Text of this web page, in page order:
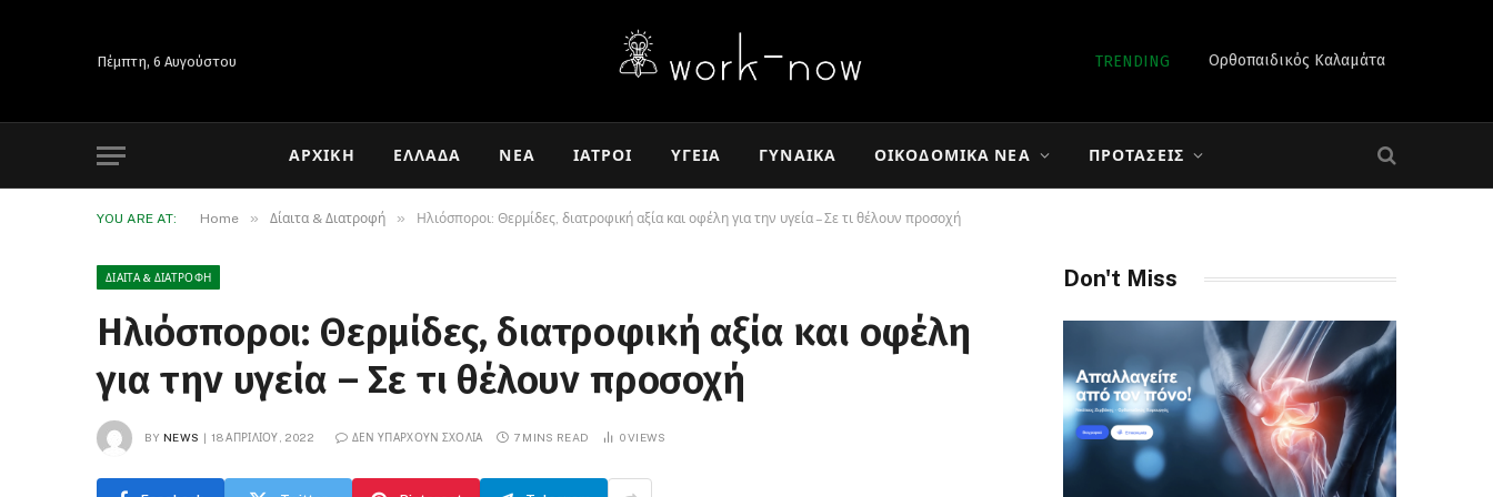
Πέμπτη, 6 Αυγούστου TRENDING Ορθοπαιδικός Καλαμάτα
ΑΡΧΙΚΉ ΕΛΛΆΔΑ ΝΈΑ ΙΑΤΡΟΊ ΥΓΕΊΑ ΓΥΝΑΊΚΑ ΟΙΚΟΔΟΜΙΚΆ ΝΈΑ ΠΡΟΤΆΣΕΙΣ
YOU ARE AT: Home » Δίαιτα & Διατροφή » Ηλιόσποροι: Θερμίδες, διατροφική αξία και οφέλη για την υγεία – Σε τι θέλουν προσοχή
ΔΊΑΙΤΑ & ΔΙΑΤΡΟΦΉ
Ηλιόσποροι: Θερμίδες, διατροφική αξία και οφέλη
για την υγεία – Σε τι θέλουν προσοχή
BY NEWS 18 ΑΠΡΙΛΊΟΥ, 2022 ΔΕΝ ΥΠΆΡΧΟΥΝ ΣΧΌΛΙΑ 7 MINS READ 0VIEWS
Don't Miss